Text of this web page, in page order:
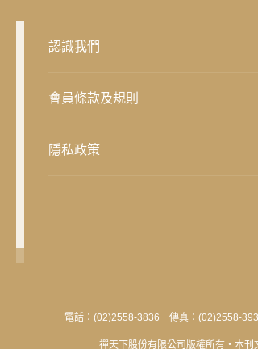
認識我們
會員條款及規則
隱私政策
電話：(02)2558-3836 傳真：(02)2558-
禪天下股份有限公司版權所有‧本刊